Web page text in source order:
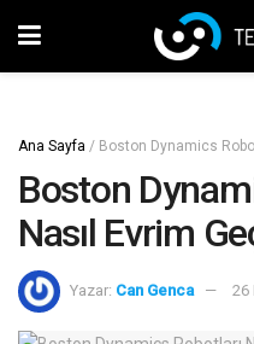
Ana Sayfa / Boston Dynamics
Boston
Nasıl Evrim
Yazar: Can Genca 26